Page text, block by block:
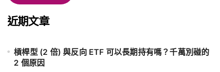
近期文章
槓桿型 (2 倍) 與反向 ETF 可以長期持有嗎？千萬別碰的
2 個原因